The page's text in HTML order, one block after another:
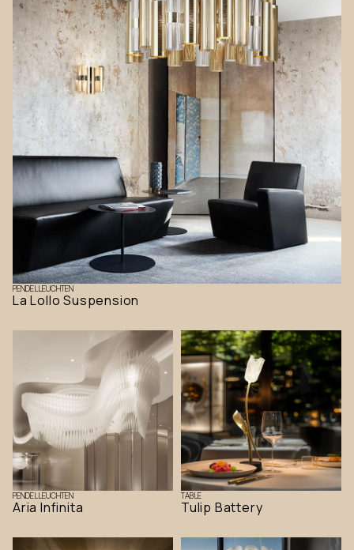
PENDELLEUCHTEN
La Lollo Suspension
PENDELLEUCHTEN
Aria Infinita
TABLE
Tulip Battery